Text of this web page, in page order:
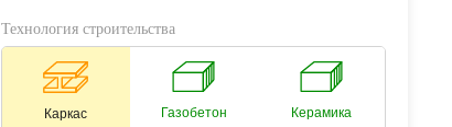
Технология строительства
Каркас Газобетон Керамика